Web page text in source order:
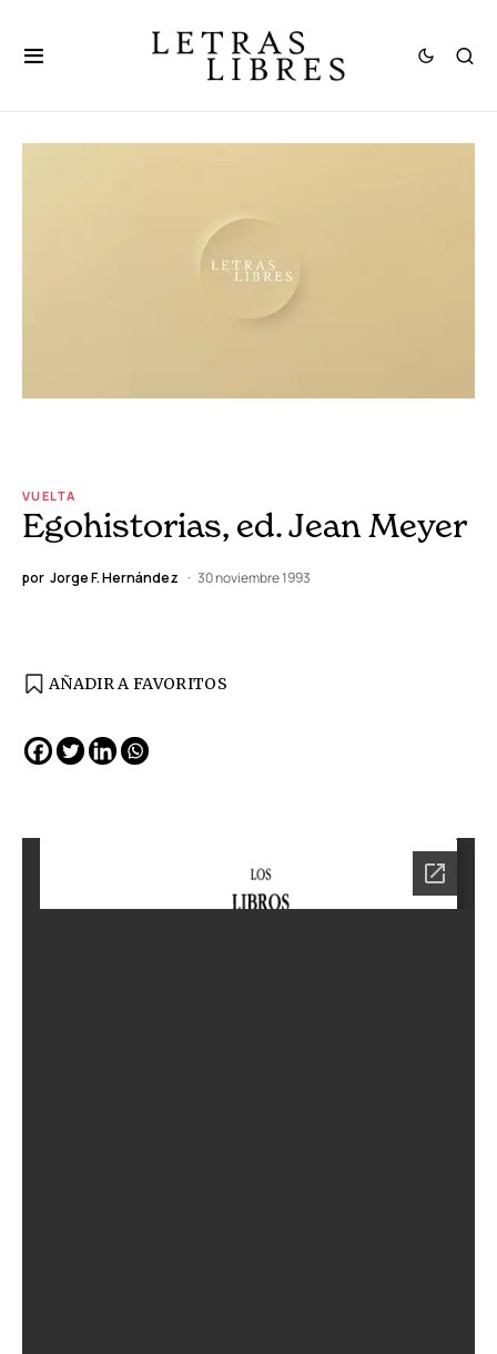
VUELTA
Egohistorias, ed. Jean Meyer
por Jorge F. Hernández 30 noviembre 1993
AÑADIR A FAVORITOS